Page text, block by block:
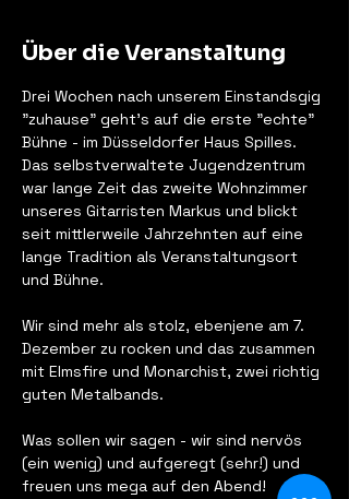
Über die Veranstaltung
Drei Wochen nach unserem Einstandsgig
"zuhause" geht's auf die erste "echte"
Bühne - im Düsseldorfer Haus Spilles.
Das selbstverwaltete Jugendzentrum
war lange Zeit das zweite Wohnzimmer
unseres Gitarristen Markus und blickt
seit mittlerweile Jahrzehnten auf eine
lange Tradition als Veranstaltungsort
und Bühne.
Wir sind mehr als stolz, ebenjene am 7.
Dezember zu rocken und das zusammen
mit Elmsfire und Monarchist, zwei richtig
guten Metalbands.
Was sollen wir sagen - wir sind nervös
(ein wenig) und aufgeregt (sehr!) und
freuen uns mega auf den Abend!